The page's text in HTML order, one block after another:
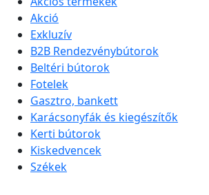
Akció
Exkluzív
B2B Rendezvénybútorok
Beltéri bútorok
Fotelek
Gasztro, bankett
Karácsonyfák és kiegészítők
Kerti bútorok
Kiskedvencek
Székek